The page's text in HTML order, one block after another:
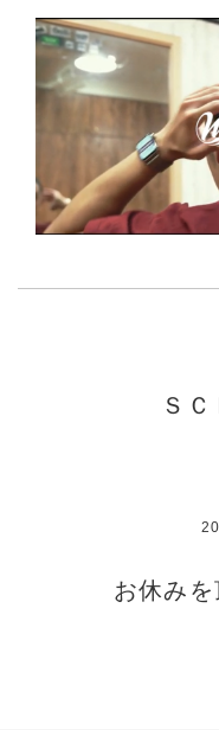
Ｓ
お休みを